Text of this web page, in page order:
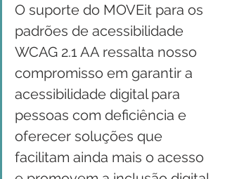
O suporte do MOVEit para os
padrões de acessibilidade
WCAG 2.1 AA ressalta nosso
compromisso em garantir a
acessibilidade digital para
pessoas com deficiência e
oferecer soluções que
facilitam ainda mais o acesso